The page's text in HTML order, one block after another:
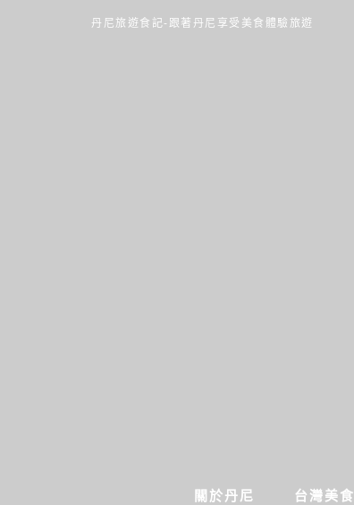
丹尼旅遊食記-跟著丹尼享受美食體驗旅遊
關於丹尼 台灣美食